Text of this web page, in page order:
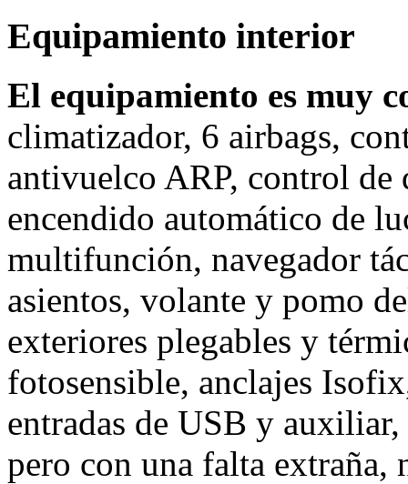
Equipamiento interior
El equipamiento es muy
climatizador, 6 airbags,
antivuelco ARP, control de
encendido automático de
multifunción, navegador
asientos, volante y pomo
exteriores plegables y
fotosensible, anclajes
entradas de USB y
pero con una falta extraña,